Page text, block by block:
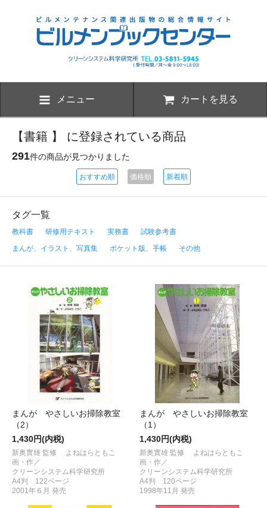
メニュー カートを見る
【書籍 】 に登録されている商品
291件の商品が見つかりました
おすすめ順 価格順 新着順
タグ一覧
教科書 研修用テキスト 実務書
試験参考書
まんが、イラスト、写真集
ポケット版、手帳 その他
まんが やさしいお掃除教室
（2）
1,430円(内税)
新奥實雄 監修 よねはらともこ
画・作／
クリーンシステム科学研究所
A4判 122ページ
2001年６月 発売
まんが やさしいお掃除教室
（1）
1,430円(内税)
新奥實雄 監修 よねはらともこ
画・作／
クリーンシステム科学研究所
A4判 120ページ
1998年11月 発売